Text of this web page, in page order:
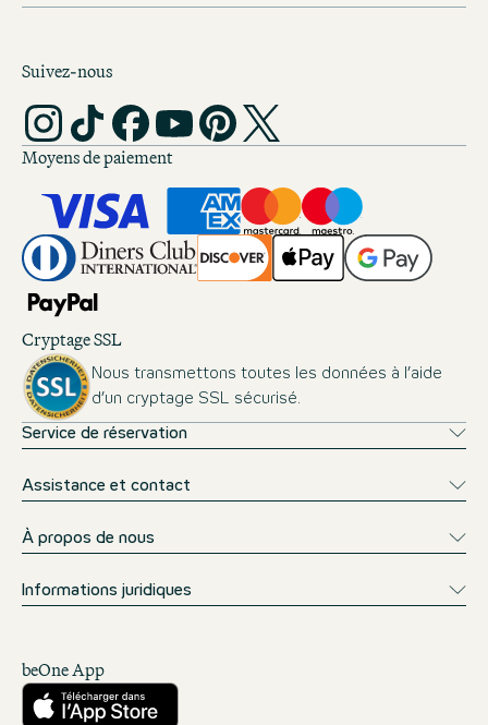
Suivez-nous
Moyens de paiement
Cryptage SSL
Nous transmettons toutes les données à l’aide
d’un cryptage SSL sécurisé.
Service de réservation
Assistance et contact
À propos de nous
Informations juridiques
beOne App
Télécharger sur l’App Store